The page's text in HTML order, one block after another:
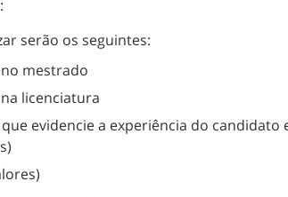
:
serão os seguintes:
mestrado
licenciatura
evidencie a experiência do candidato